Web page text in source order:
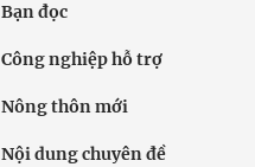
Bạn đọc
Công nghiệp hỗ trợ
Nông thôn mới
Nội dung chuyên đề